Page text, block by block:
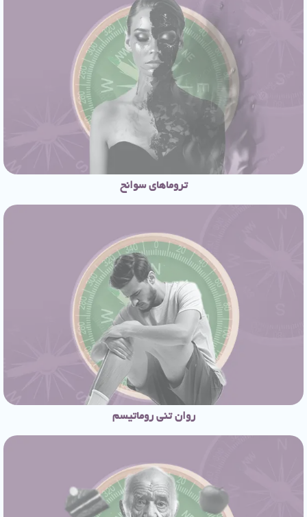
تروماهای سوانح
روان تنی روماتیسم